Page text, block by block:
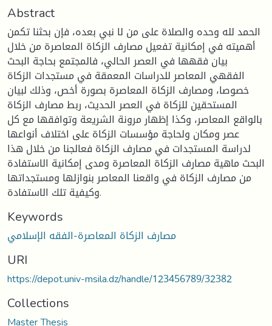
Abstract
الحمد لله وحده والصلاة على من لا نبي بعده، فإن بحثنا تكمن
أهميته في إمكانية تفعيل مصارف الزكاة المعاصرة من خلال
بيان فقهها في العصر الحالي، فالمجتمع بحاجة البحث
الفقهي المعاصر للدراسات المعمقة في مستجدات الزكاة
خصوصا، ومصارف الزكاة المعاصرة بصورة أخص، وذلك لبيان
المستحقين للزكاة في العصر الحديث، ربط مصارف الزكاة
بالواقع المعاصر، وكذا إظهار مرونة الشريعة وتوافقها مع كل
عصر ومكان ولحاجة مؤسسات الزكاة على اختلاف أنواعها
لدراسة المستجدات في مصارف الزكاة فعالجنا من خلال هذا
البحث ماهية مصارف الزكاة المعاصرة ومدى إمكانية الاستفادة
من مصارف الزكاة في واقعنا المعاصر بنوازلها ومستجداتها
وكيفية تلك الاستفادة.
Keywords
مصارف الزكاة المعاصرة-الفقه الإسلامي
URI
https://depot.univ-msila.dz/handle/123456789/32382
Collections
Master Thesis